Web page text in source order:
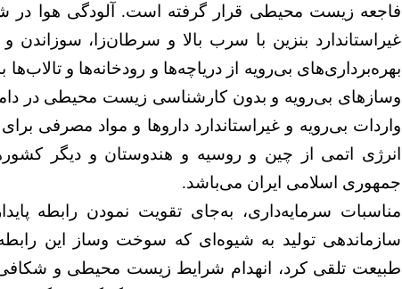
فاجعه زيست محيطی قرار گرفته است. آلودگی هوا در
غيراستاندارد بنزين با سرب بالا و سرطان‌زا،
بهره‌برداری‌های بی‌رويه از درياچه‌ها و رودخانه‌ها و
وسازهای بی‌رويه و بدون کارشناسی زيست محيطی در
واردات بی‌رويه و غيراستاندارد داروها و مواد مصرفی
انرژی اتمی از چين و روسيه و هندوستان و ديگر
جمهوری اسلامی ايران می‌باشد.
مناسبات سرمایه‌داری، به‌جای تقویت نمودن رابطه
سازماندهی تولید به شیوه‌ای که سوخت وساز این رابطه
طبیعت تلقی کرد، انهدام شرایط زیست محیطی و شکافی